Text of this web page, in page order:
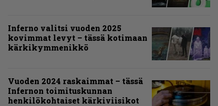
Inferno valitsi vuoden 2025
kovimmat levyt – tässä kotimaan
kärkikymmenikkö
Vuoden 2024 raskaimmat – tässä
Infernon toimituskunnan
henkilökohtaiset kärkiviisikot